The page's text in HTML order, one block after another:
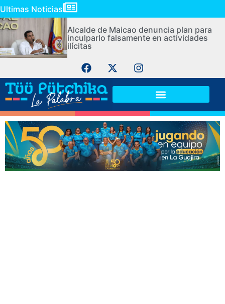
Ultimas Noticias
Alcalde de Maicao denuncia plan para
inculparlo falsamente en actividades
ilícitas